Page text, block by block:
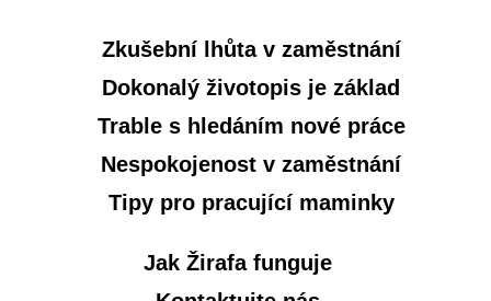
Zkušební lhůta v zaměstnání
Dokonalý životopis je základ
Trable s hledáním nové práce
Nespokojenost v zaměstnání
Tipy pro pracující maminky
Jak Žirafa funguje